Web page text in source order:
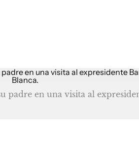
padre en una visita al